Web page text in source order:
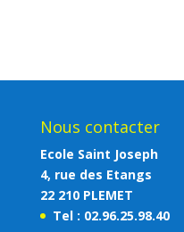
Nous contacter
Ecole Saint Joseph
4, rue des Etangs
22 210 PLEMET
Tel : 02.96.25.98.40